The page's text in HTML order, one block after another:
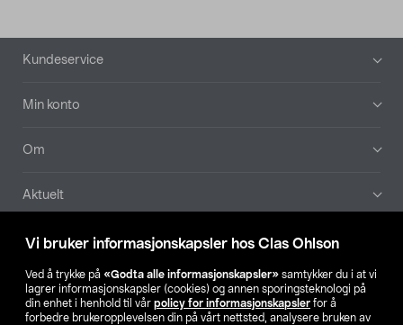
Vi bruker informasjonskapsler hos Clas Ohlson
Ved å trykke på «Godta alle informasjonskapsler» samtykker du i at vi
lagrer informasjonskapsler (cookies) og annen sporingsteknologi på
din enhet i henhold til vår policy for informasjonskapsler for å
forbedre brukeropplevelsen din på vårt nettsted, analysere bruken av
Bunntekst
Kundeservice
Min konto
Om
Aktuelt
Våre selskaper
Finn din butikk